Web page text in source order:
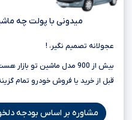
میدونی با پولت چه
عجولانه تصمیم نگیر، !
بیش از 900 مدل ماشین تو بازار هست!
قبل از خرید یا فروش خودرو تمام
مشاوره بر اساس بودجه